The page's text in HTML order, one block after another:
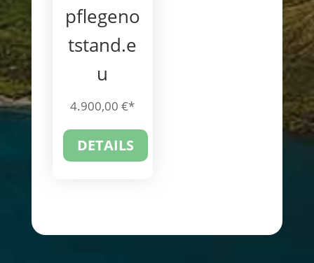
pflegeno
tstand.e
u
4.900,00€
DETAILS